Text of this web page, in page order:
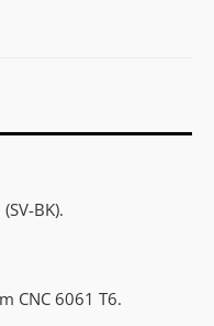
BK).
CNC 6061 T6.